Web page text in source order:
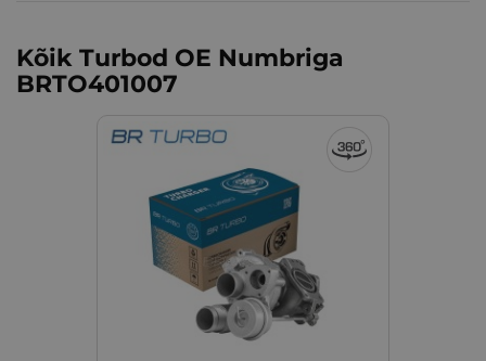
Kõik Turbod OE Numbriga
BRTO401007